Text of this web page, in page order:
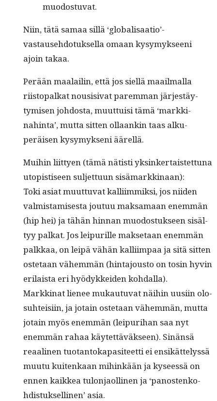
muodostuvat.
Niin, tätä samaa sil­lä ‘globalisaatio’-
vastausehdotuksella omaan kysymyk­seeni
ajoin takaa.
Perään maalailin, että jos siel­lä maail­mal­la
riistopalkat nousi­si­vat parem­man jär­jestäy­
tymisen joh­dos­ta, muut­tuisi tämä ‘markki­
nahin­ta’, mut­ta sit­ten ollaankin taas alku­
peräisen kysymyk­seni äärellä.
Mui­hin liit­tyen (tämä nätisti yksinker­tais­tet­tuna
utopis­tiseen sul­jet­tuun sisämarkkinaan):
Toki asi­at muut­tuvat kalli­im­mik­si, jos niiden
valmis­tamis­es­ta joutuu mak­samaan enem­män
(hip hei) ja tähän hin­nan muo­dos­tuk­seen sisäl­
tyy palkat. Jos leipurille mak­se­taan enem­män
palkkaa, on leipä vähän kalli­im­paa ja sitä sit­ten
oste­taan vähem­män (hin­ta­jous­to on tosin hyvin
eri­laista eri hyödykkei­den kohdalla).
Markki­nat lie­nee mukau­tu­vat näi­hin uusi­in olo­
suhteisi­in, ja jotain oste­taan vähem­män, mut­ta
jotain myös enem­män (leipuri­han saa nyt
enem­män rahaa käytet­täväk­seen). Sinän­sä
reaa­li­nen tuotan­toka­p­a­siteet­ti ei ensikät­telyssä
muu­tu kuitenkaan mihinkään ja kyseessä on
ennen kaikkea tulon­jaolli­nen ja ‘panos­tenko­
hdis­tuk­selli­nen’ asia.